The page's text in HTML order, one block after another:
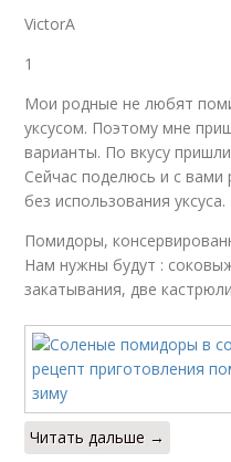
VictorA
1
Мои родные не любят
уксусом. Поэтому мне
варианты. По вкусу
Сейчас поделюсь и с
без использования уксуса.
Помидоры,
Нам нужны будут :
закатывания, две
Читать дальше →